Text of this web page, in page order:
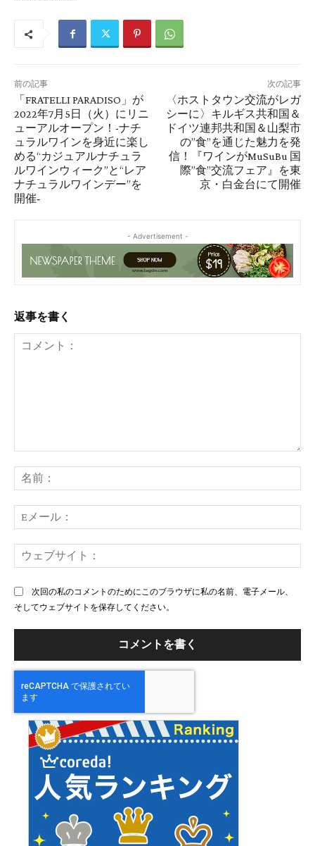
前の記事
「FRATELLI PARADISO」が
2022年7月5日（火）にリニ
ューアルオープン！-ナチ
ュラルワインを身近に楽し
める“カジュアルナチュラ
ルワインウィーク”と“レア
ナチュラルワインデー”を
開催‐
次の記事
〈ホストタウン交流がレガ
シーに〉キルギス共和国＆
ドイツ連邦共和国＆山梨市
の”食”を通じた魅力を発
信！『ワインがMuSuBu 国
際”食”交流フェア』を東
京・白金台にて開催
- Advertisement -
返事を書く
ン
ト：
前
メ
ー
ェ
次回の私のコメントのためにこのブラウザに私の名前、電子メール、
そしてウェブサイトを保存してください。